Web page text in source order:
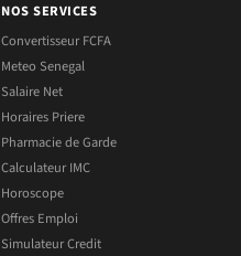
NOS SERVICES
Convertisseur FCFA
Meteo Senegal
Salaire Net
Horaires Priere
Pharmacie de Garde
Calculateur IMC
Horoscope
Offres Emploi
Simulateur Credit